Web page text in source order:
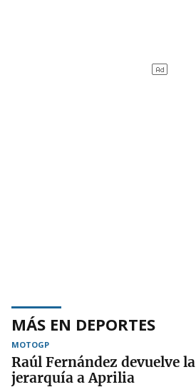
MÁS EN DEPORTES
MOTOGP
Raúl Fernández devuelve la
jerarquía a Aprilia